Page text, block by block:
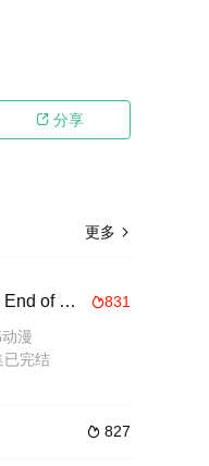
 分享
更多 
831
弹丸论破3 -The End of 希望之峰学园- 未来篇
漫
已完结
 827